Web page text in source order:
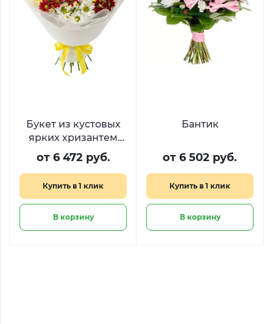
Букет из кустовых
ярких хризантем
«Привет, ромашки»
от 6 472 руб.
Купить в 1 клик
В корзину
Бантик
от 6 502 руб.
Купить в 1 клик
В корзину